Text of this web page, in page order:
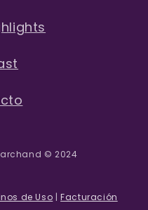
© 2024
de Uso |Facturación